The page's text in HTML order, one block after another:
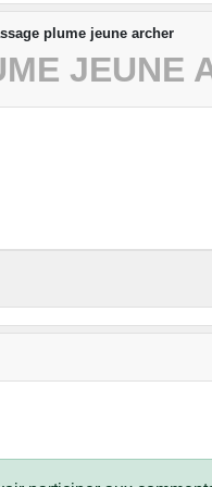
plume jeune archer
JEUNE